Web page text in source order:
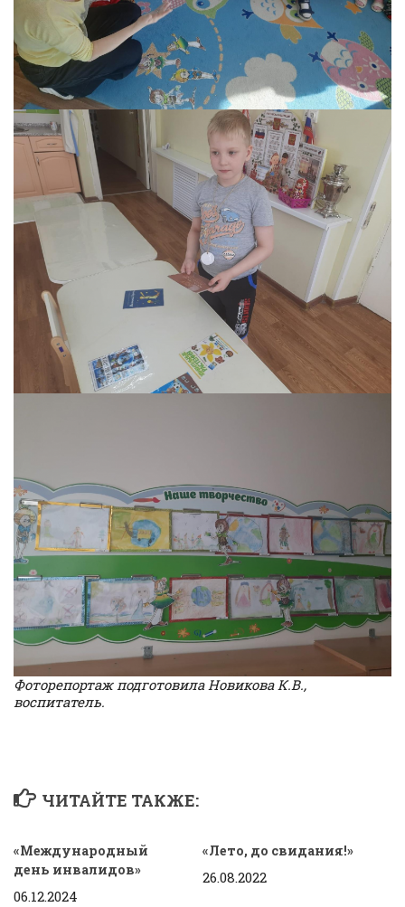
Фоторепортаж подготовила Новикова К.В.,
воспитатель.
ЧИТАЙТЕ ТАКЖЕ:
«Международный
день инвалидов»
06.12.2024
«Лето, до свидания!»
26.08.2022